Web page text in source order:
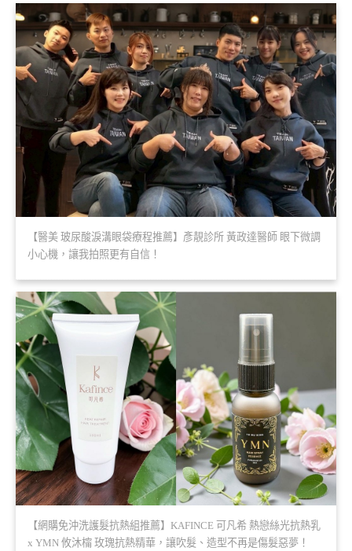
【醫美 玻尿酸淚溝眼袋療程推薦】彥靚診所 黃政達醫師 眼下微調
小心機，讓我拍照更有自信！
【網購免沖洗護髮抗熱組推薦】KAFINCE 可凡希 熱戀絲光抗熱乳
x YMN 攸沐橣 玫瑰抗熱精華，讓吹髮、造型不再是傷髮惡夢！